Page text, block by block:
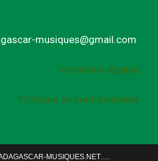
musiques@gmail.com
mentions légales
Politique de confidentialité
MUSIQUES.NET….